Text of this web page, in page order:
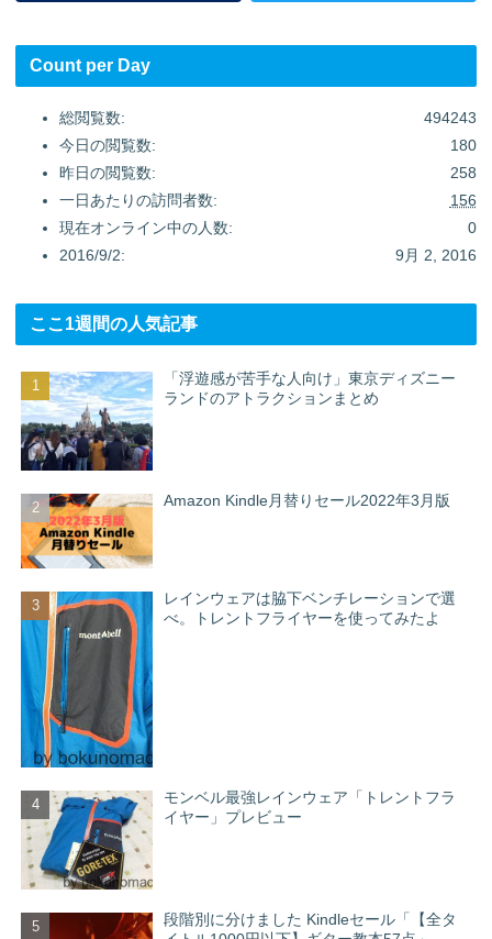
Count per Day
494243
総閲覧数:
180
今日の閲覧数:
258
昨日の閲覧数:
156
一日あたりの訪問者数:
0
現在オンライン中の人数:
9月 2, 2016
2016/9/2:
ここ1週間の人気記事
「浮遊感が苦手な人向け」東京ディズニー
ランドのアトラクションまとめ
Amazon Kindle月替りセール2022年3月版
レインウェアは脇下ベンチレーションで選
べ。トレントフライヤーを使ってみたよ
モンベル最強レインウェア「トレントフラ
イヤー」プレビュー
段階別に分けました Kindleセール「【全タ